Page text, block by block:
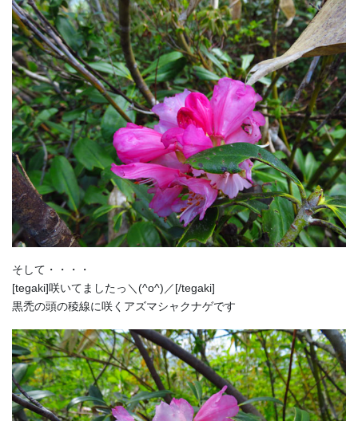
そして・・・・
[tegaki]咲いてましたっ＼(^o^)／[/tegaki]
黒禿の頭の稜線に咲くアズマシャクナゲです